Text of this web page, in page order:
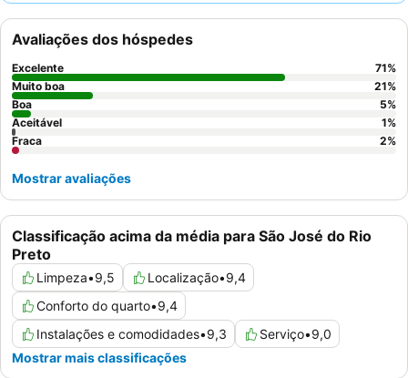
tranquila, considere pedir um quarto longe das principais vias.
Classificação acima da média para São José do Rio
Preto
Limpeza•9,5 Localização•9,4
Conforto do quarto•9,4
Instalações e comodidades•9,3 Serviço•9,0
Mostrar mais classificações
Avaliações dos hóspedes
Excelente 71%
Muito boa
21%
Boa
5%
Aceitável
1%
Fraca
2%
Mostrar avaliações